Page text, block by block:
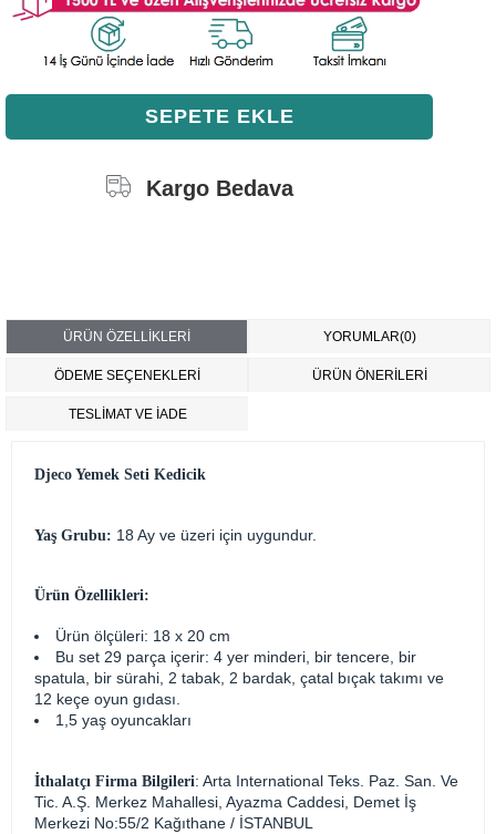
Kargo Bedava
ÜRÜN ÖZELLIKLERI YORUMLAR(0)
ÖDEME SEÇENEKLERI ÜRÜN ÖNERILERI
TESLİMAT VE İADE
Djeco Yemek Seti Kedicik
Yaş Grubu: 18 Ay ve üzeri için uygundur.
Ürün Özellikleri:
Ürün ölçüleri: 18 x 20 cm
Bu set 29 parça içerir: 4 yer minderi, bir tencere, bir
spatula, bir sürahi, 2 tabak, 2 bardak, çatal bıçak takımı ve
12 keçe oyun gıdası.
1,5 yaş oyuncakları
İthalatçı Firma Bilgileri: Arta International Teks. Paz. San. Ve
Tic. A.Ş. Merkez Mahallesi, Ayazma Caddesi, Demet İş
Merkezi No:55/2 Kağıthane / İSTANBUL